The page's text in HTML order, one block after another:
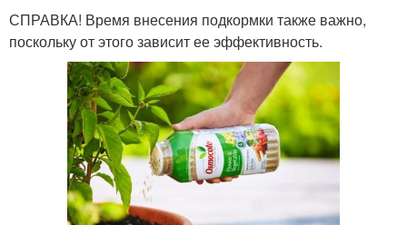
СПРАВКА! Время внесения подкормки также важно,
поскольку от этого зависит ее эффективность.